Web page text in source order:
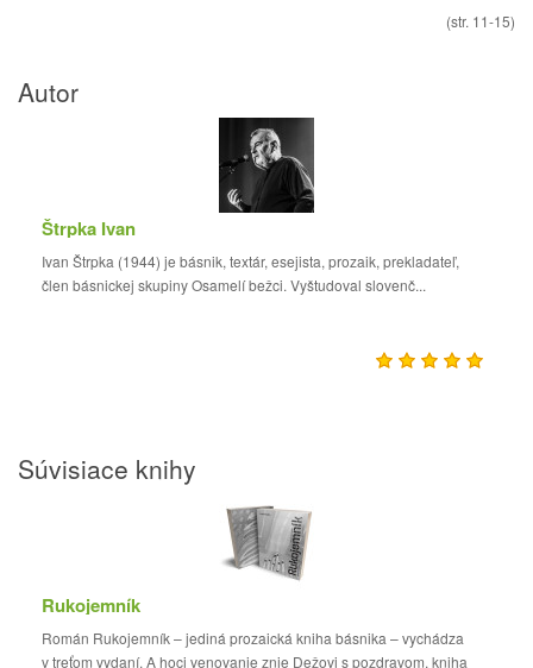
(str. 11-15)
Autor
Štrpka Ivan
Ivan Štrpka (1944) je básnik, textár, esejista, prozaik, prekladateľ,
člen básnickej skupiny Osamelí bežci. Vyštudoval slovenč...
Súvisiace knihy
Rukojemník
Román Rukojemník – jediná prozaická kniha básnika – vychádza
v treťom vydaní. A hoci venovanie znie Dežovi s pozdravom, kniha